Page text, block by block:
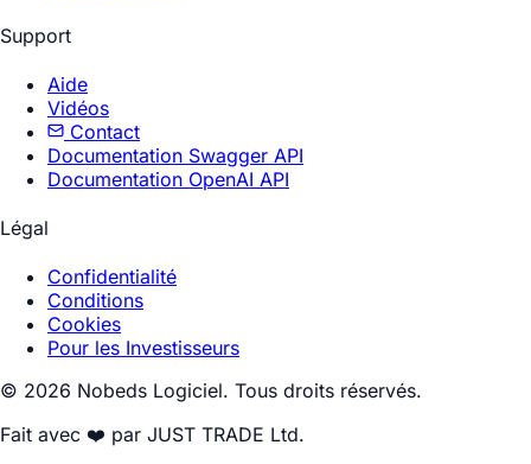
Support
Aide
Vidéos
Contact
Documentation Swagger API
Documentation OpenAI API
Légal
Confidentialité
Conditions
Cookies
Pour les Investisseurs
© 2026 Nobeds Logiciel. Tous droits réservés.
Fait avec ❤️ par JUST TRADE Ltd.